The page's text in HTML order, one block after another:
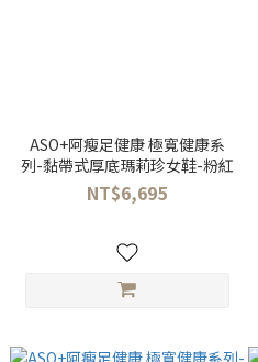
ASO+阿瘦足健康 極寬健康系
列-黏帶式厚底瑪莉珍女鞋-粉紅
NT$6,695